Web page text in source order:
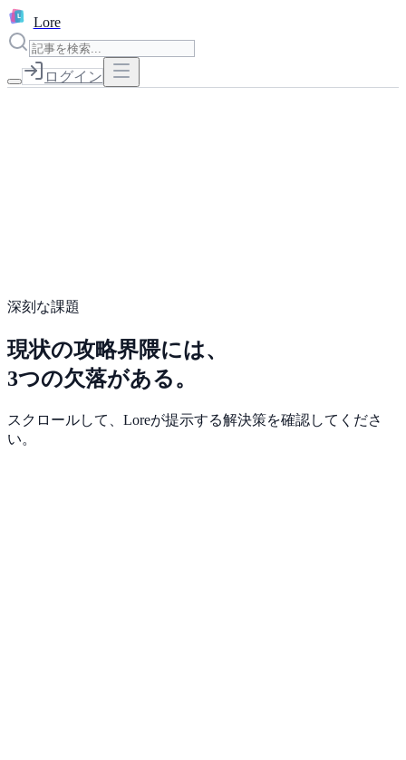
L Lore
ログイン
深刻な課題
現状の攻略界隈には、
3つの欠落がある。
スクロールして、Loreが提示する解決策を確認してくださ
い。